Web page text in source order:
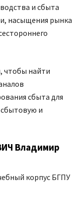
и сбыта
насыщения рынка
чтобы найти
сбыта для
и
Владимир
корпус БГПУ